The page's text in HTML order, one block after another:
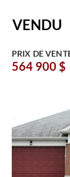
VENDU
PRIX DE
564 900 $